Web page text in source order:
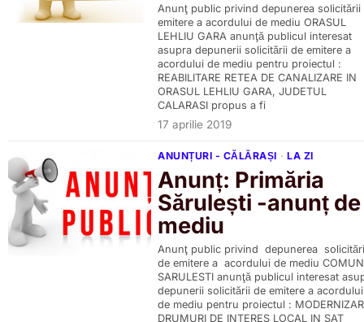
Anunţ public privind depunerea solicitării
emitere a acordului de mediu ORASUL
LEHLIU GARA anunţă publicul interesat
asupra depunerii solicitării de emitere a
acordului de mediu pentru proiectul :
REABILITARE RETEA DE CANALIZARE IN
ORASUL LEHLIU GARA, JUDETUL
CALARASI propus a fi
17 aprilie 2019
ANUNȚURI - CĂLĂRAȘI · LA ZI
Anunț: Primăria
Sărulești -anunț de
mediu
Anunţ public privind depunerea
de emitere a acordului de mediu
SARULESTI anunţă publicul interesat
depunerii solicitării de emitere a acordului
de mediu pentru proiectul :
DRUMURI DE INTERES LOCAL IN SAT